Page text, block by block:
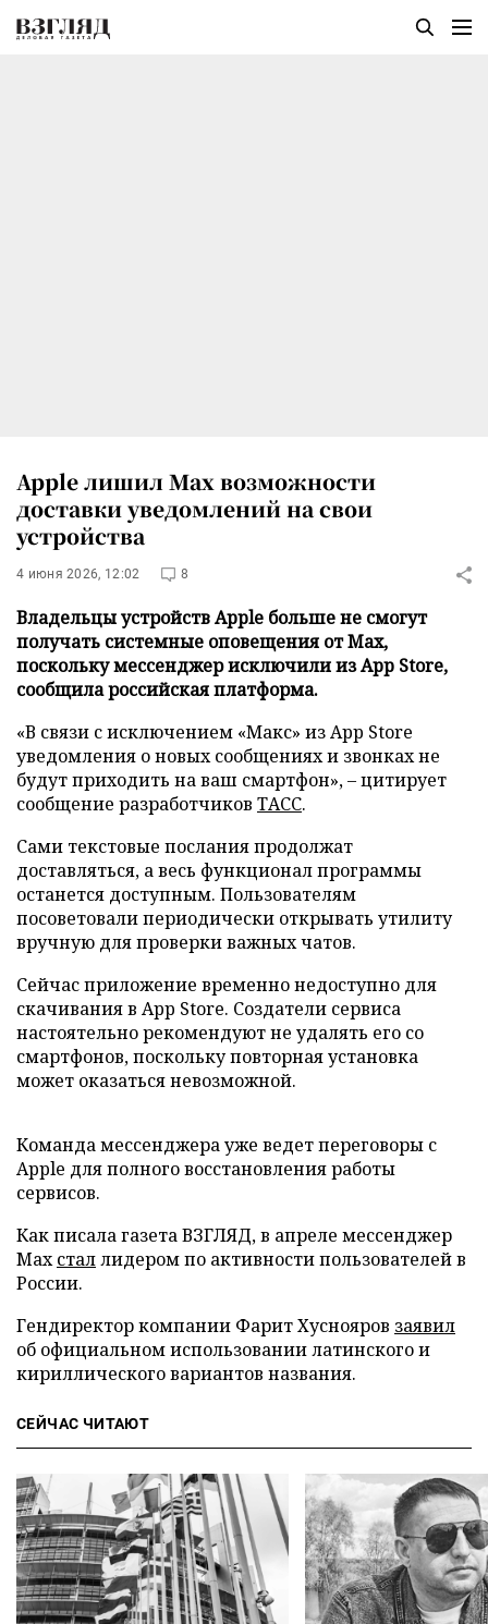
Apple лишил Max возможности
доставки уведомлений на свои
устройства
4 июня 2026, 12:02 8
Владельцы устройств Apple больше не смогут
получать системные оповещения от Max,
поскольку мессенджер исключили из App Store,
сообщила российская платформа.
«В связи с исключением «Макс» из App Store
уведомления о новых сообщениях и звонках не
будут приходить на ваш смартфон», – цитирует
сообщение разработчиков ТАСС.
Сами текстовые послания продолжат
доставляться, а весь функционал программы
останется доступным. Пользователям
посоветовали периодически открывать утилиту
вручную для проверки важных чатов.
Сейчас приложение временно недоступно для
скачивания в App Store. Создатели сервиса
настоятельно рекомендуют не удалять его со
смартфонов, поскольку повторная установка
может оказаться невозможной.
Команда мессенджера уже ведет переговоры с
Apple для полного восстановления работы
сервисов.
Как писала газета ВЗГЛЯД, в апреле мессенджер
Maxсталлидером по активности пользователей в
России.
Гендиректор компании Фарит Хуснояров заявил
об официальном использовании латинского и
кириллического вариантов названия.
СЕЙЧАС ЧИТАЮТ